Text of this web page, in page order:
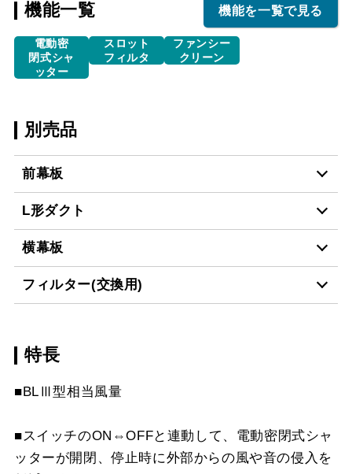
機能一覧 機能を一覧で見る
電動密
閉式シャ
ッター
スロット
フィルタ
ファンシー
クリーン
別売品
前幕板
MP-751 BK ¥5,610（税抜価格 ￥
MP-751 W ¥5,610（税抜価格 ￥
MP-752 BK
MP-752 SI ¥7,370（税抜価格 ￥
L形ダクト
LD-15 ¥3,520（税抜価格 ￥
横幕板
YMP10-345 W
YMP10-345 SI
YMP20-345 BK ¥3,300（税抜価格 ￥
フィルター(交換用)
CSF10-3421
スクロールできます
特長
■BLⅢ型相当風量
■スイッチのON⇔OFFと連動して、電動密閉式シャ
ッターが開閉、停止時に外部からの風や音の侵入を